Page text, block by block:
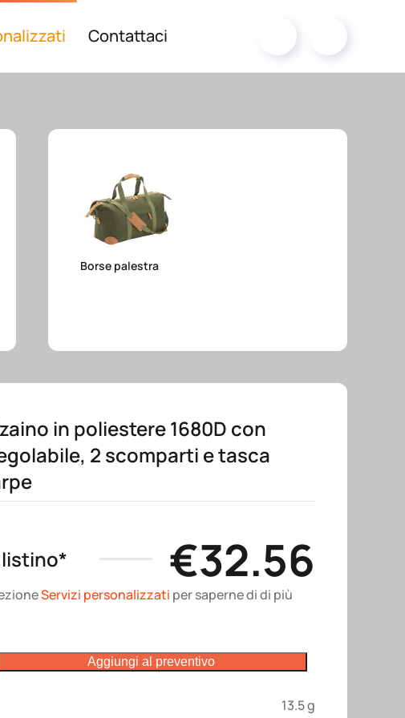
Contattaci
Borse palestra
in poliestere 1680D con
2 scomparti e tasca
listino* €32.56
Servizi personalizzati per saperne di di più
Aggiungi al preventivo
13.5 g